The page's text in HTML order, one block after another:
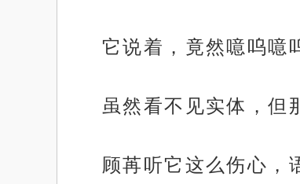
它说着，竟然噫呜噫
虽然看不见实体，但
顾苒听它这么伤心，